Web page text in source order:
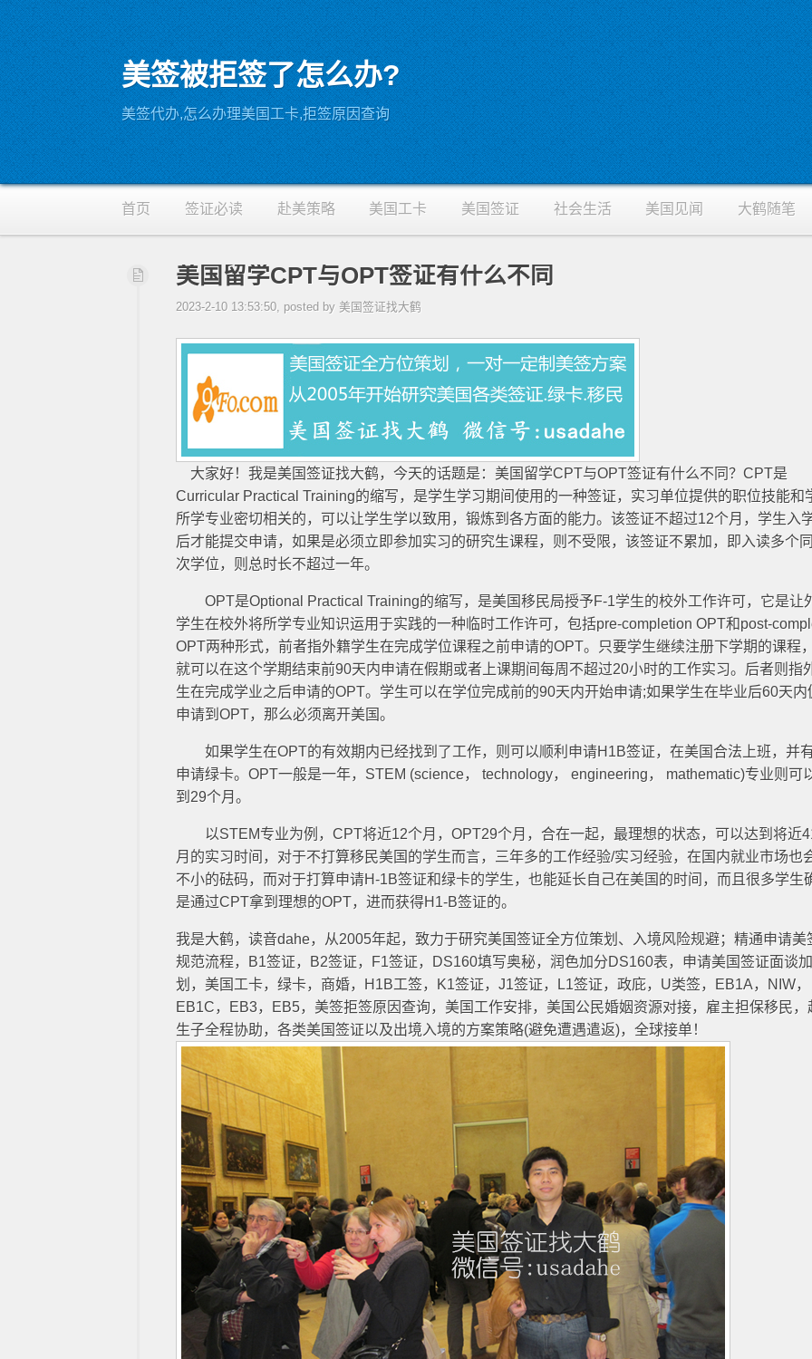
美签被拒签了怎么办?
美签代办,怎么办理美国工卡,拒签原因查询
RSS
首页 签证必读 赴美策略 美国工卡 美国签证 社会生活 美国见闻 大鹤随笔
美国留学CPT与OPT签证有什么不同
2023-2-10 13:53:50, posted by 美国签证找大鹤
大家好！我是美国签证找大鹤，今天的话题是：美国留学CPT与OPT签证有什么不同？CPT是
Curricular Practical Training的缩写，是学生学习期间使用的一种签证，实习单位提供的职位技能和
所学专业密切相关的，可以让学生学以致用，锻炼到各方面的能力。该签证不超过12个月，学生入
后才能提交申请，如果是必须立即参加实习的研究生课程，则不受限，该签证不累加，即入读多个
次学位，则总时长不超过一年。
OPT是Optional Practical Training的缩写，是美国移民局授予F-1学生的校外工作许可，它是让
学生在校外将所学专业知识运用于实践的一种临时工作许可，包括pre-completion OPT和post-
OPT两种形式，前者指外籍学生在完成学位课程之前申请的OPT。只要学生继续注册下学期的课程
就可以在这个学期结束前90天内申请在假期或者上课期间每周不超过20小时的工作实习。后者则指
生在完成学业之后申请的OPT。学生可以在学位完成前的90天内开始申请;如果学生在毕业后60天内
申请到OPT，那么必须离开美国。
如果学生在OPT的有效期内已经找到了工作，则可以顺利申请H1B签证，在美国合法上班，并
申请绿卡。OPT一般是一年，STEM (science， technology， engineering， mathematic)专业则可
到29个月。
以STEM专业为例，CPT将近12个月，OPT29个月，合在一起，最理想的状态，可以达到将近
月的实习时间，对于不打算移民美国的学生而言，三年多的工作经验/实习经验，在国内就业市场也
不小的砝码，而对于打算申请H-1B签证和绿卡的学生，也能延长自己在美国的时间，而且很多学生
是通过CPT拿到理想的OPT，进而获得H1-B签证的。
我是大鹤，读音dahe，从2005年起，致力于研究美国签证全方位策划、入境风险规避；精通申请美
规范流程，B1签证，B2签证，F1签证，DS160填写奥秘，润色加分DS160表，申请美国签证面谈
划，美国工卡，绿卡，商婚，H1B工签，K1签证，J1签证，L1签证，政庇，U类签，EB1A，NIW，
EB1C，EB3，EB5，美签拒签原因查询，美国工作安排，美国公民婚姻资源对接，雇主担保移民，
生子全程协助，各类美国签证以及出境入境的方案策略(避免遭遇遣返)，全球接单！